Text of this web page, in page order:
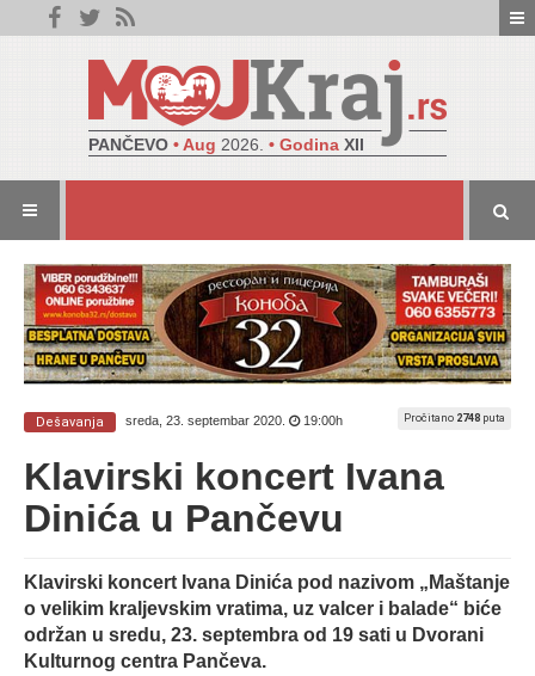
PANČEVO • Aug 2026. • Godina XII
Dešavanja sreda, 23. septembar 2020. 19:00h Pročitano 2748 puta
Klavirski koncert Ivana
Dinića u Pančevu
Klavirski koncert Ivana Dinića pod nazivom „Maštanje
o velikim kraljevskim vratima, uz valcer i balade“ biće
održan u sredu, 23. septembra od 19 sati u Dvorani
Kulturnog centra Pančeva.